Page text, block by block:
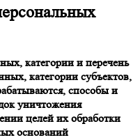
категории и перечень
категории субъектов,
способы и
уничтожения
целей их обработки
оснований